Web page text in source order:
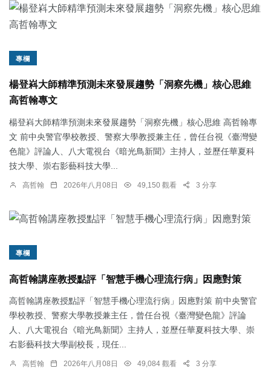
專欄
楊登嵙大師精準預測未來發展趨勢「洞察先機」核心思維
高哲翰專文
楊登嵙大師精準預測未來發展趨勢「洞察先機」核心思維 高哲翰專
文 前中央警官學校教授、警察大學教授兼主任，曾任台視《臺灣變
色龍》評論人、八大電視台《暗光鳥新聞》主持人，並歷任華夏科
技大學、崇右影藝科技大學...
高哲翰 2026年八月08日 49,150 觀看 3 分享
專欄
高哲翰講座教授點評「智慧手機心理流行病」因應對策
高哲翰講座教授點評「智慧手機心理流行病」因應對策 前中央警官
學校教授、警察大學教授兼主任，曾任台視《臺灣變色龍》評論
人、八大電視台《暗光鳥新聞》主持人，並歷任華夏科技大學、崇
右影藝科技大學副校長，現任...
高哲翰 2026年八月08日 49,084 觀看 3 分享